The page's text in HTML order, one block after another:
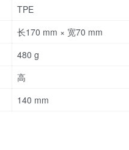
TPE
长170 mm × 宽70 mm
480 g
高
140 mm